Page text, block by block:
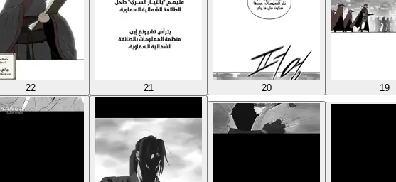
19
20
21
22